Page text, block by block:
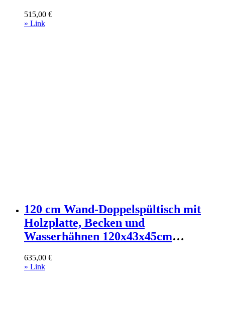
515,00 €
» Link
120 cm Wand-Doppelspültisch mit
Holzplatte, Becken und
Wasserhähnen 120x43x45cm
Badezimmermöbel Waschtische
635,00 €
» Link